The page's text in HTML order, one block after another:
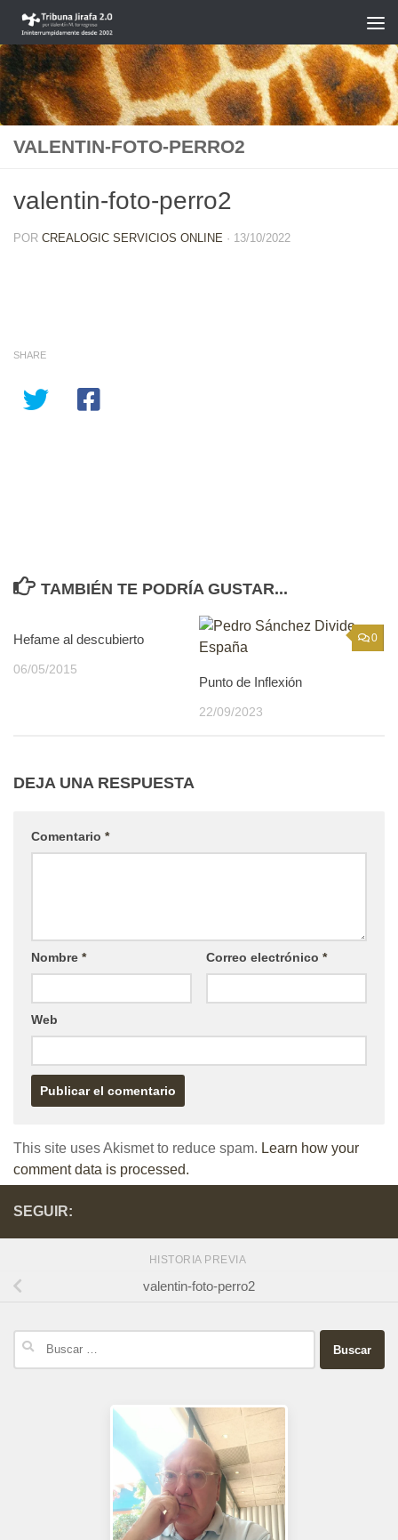
Saltar al contenido
VALENTIN-FOTO-PERRO2
valentin-foto-perro2
POR CREALOGIC SERVICIOS ONLINE · 13/10/2022
SHARE
TAMBIÉN TE PODRÍA GUSTAR...
Hefame al descubierto
06/05/2015
0
Punto de Inflexión
22/09/2023
DEJA UNA RESPUESTA
Comentario *
Nombre * Correo electrónico *
Web
This site uses Akismet to reduce spam. Learn how your
comment data is processed.
SEGUIR:
HISTORIA PREVIA
valentin-foto-perro2
Buscar: